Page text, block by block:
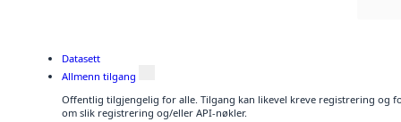
Datasett
Allmenn tilgang
Offentlig tilgjengelig for alle. Tilgang kan likevel kreve registrering og
om slik registrering og/eller API-nøkler.